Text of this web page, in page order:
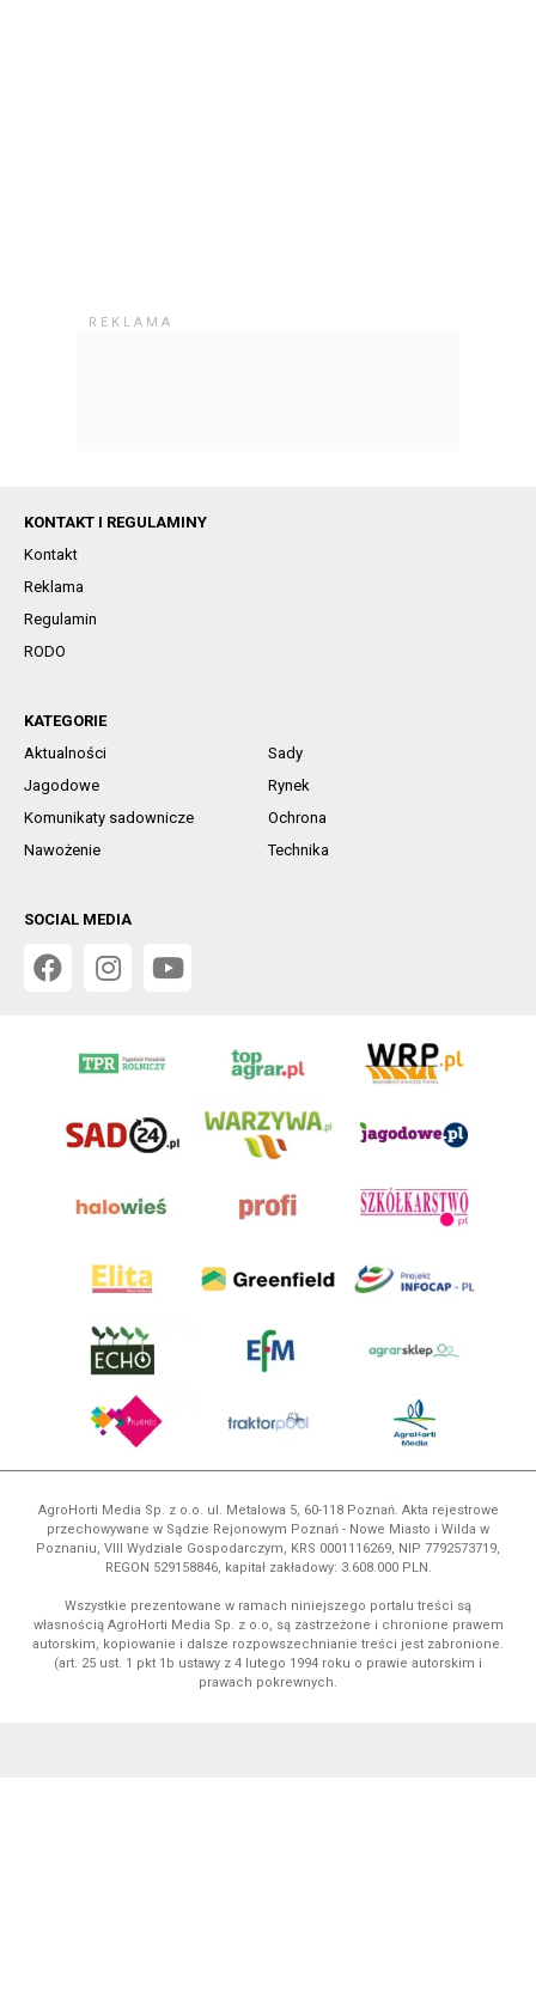
KONTAKT I REGULAMINY
Kontakt
Reklama
Regulamin
RODO
KATEGORIE
Aktualności
Sady
Jagodowe
Rynek
Komunikaty sadownicze
Ochrona
Nawożenie
Technika
SOCIAL MEDIA
AgroHorti Media Sp. z o.o. ul. Metalowa 5, 60-118 Poznań. Akta rejestrowe
przechowywane w Sądzie Rejonowym Poznań - Nowe Miasto i Wilda w
Poznaniu, VIII Wydziale Gospodarczym, KRS 0001116269, NIP 7792573719,
REGON 529158846, kapitał zakładowy: 3.608.000 PLN.
Wszystkie prezentowane w ramach niniejszego portalu treści są
własnością AgroHorti Media Sp. z o.o, są zastrzeżone i chronione prawem
autorskim, kopiowanie i dalsze rozpowszechnianie treści jest zabronione.
(art. 25 ust. 1 pkt 1b ustawy z 4 lutego 1994 roku o prawie autorskim i
prawach pokrewnych.